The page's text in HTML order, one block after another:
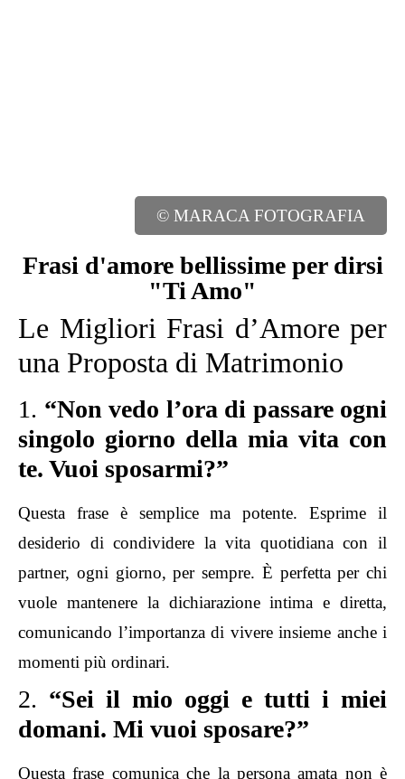
© MARACA FOTOGRAFIA
Frasi d'amore bellissime per dirsi
"Ti Amo"
Le Migliori Frasi d’Amore per
una Proposta di Matrimonio
1. “Non vedo l’ora di passare ogni
singolo giorno della mia vita con
te. Vuoi sposarmi?”
Questa frase è semplice ma potente. Esprime il
desiderio di condividere la vita quotidiana con il
partner, ogni giorno, per sempre. È perfetta per chi
vuole mantenere la dichiarazione intima e diretta,
comunicando l’importanza di vivere insieme anche i
momenti più ordinari.
2. “Sei il mio oggi e tutti i miei
domani. Mi vuoi sposare?”
Questa frase comunica che la persona amata non è